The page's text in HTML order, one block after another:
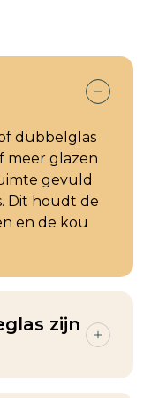
dubbelglas
meer glazen
gevuld
Dit houdt de
en de kou
zijn